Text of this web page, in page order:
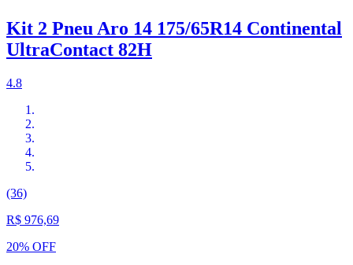
Kit 2 Pneu Aro 14 175/65R14 Continental
UltraContact 82H
4.8
(36)
R$ 976,69
20% OFF